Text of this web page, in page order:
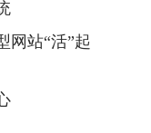
网站“活”起